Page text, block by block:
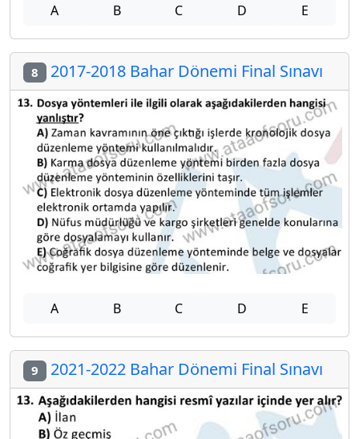
A B C D E
8 2017-2018 Bahar Dönemi Final Sınavı
A B C D E
9 2021-2022 Bahar Dönemi Final Sınavı